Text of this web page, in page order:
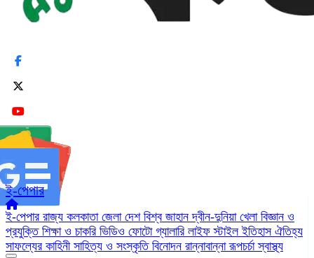
ই-পেপার
ই-পেপার রাজ্য কলকাতা জেলা দেশ বিশ্ব জাহানদ্বীন-দুনিয়া খেলা বিজ্ঞান ও
প্রযুক্তি শিক্ষা ও চাকরি ভিডিও ফোটো গ্যালারি লাইফ স্টাইলইতিহাস ঐতিহ্য
সাফল্যের কাহিনী সাহিত্য ও সংস্কৃতি বিনোদন রান্নাবান্নারূপচর্চাস্বাস্থ্য